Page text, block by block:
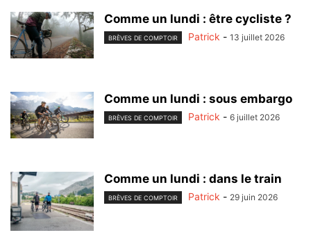
Comme un lundi : être cycliste ?
BRÈVES DE COMPTOIR Patrick - 13 juillet 2026
Comme un lundi : sous embargo
BRÈVES DE COMPTOIR Patrick - 6 juillet 2026
Comme un lundi : dans le train
BRÈVES DE COMPTOIR Patrick - 29 juin 2026